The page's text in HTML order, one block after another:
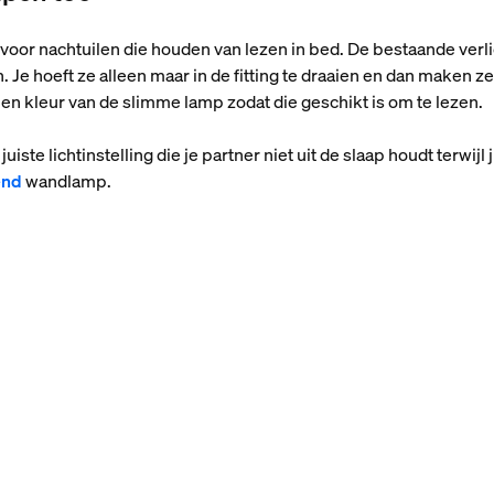
nachtuilen die houden van lezen in bed. De bestaande
hoeft ze alleen maar in de fitting te draaien en dan maken
kleur van de slimme lamp zodat die geschikt is om te lezen.
lichtinstelling die je partner niet uit de slaap houdt terwijl
wandlamp.